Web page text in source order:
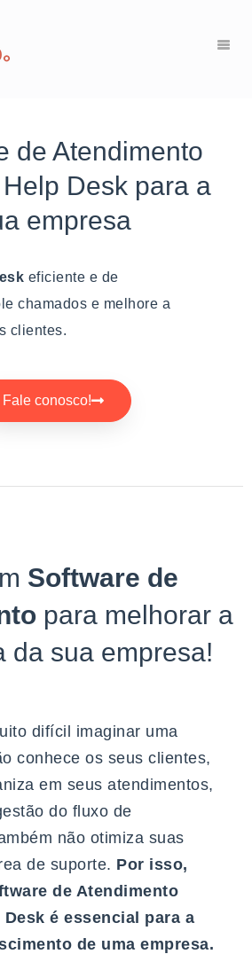
de Atendimento
Desk para a
empresa
eficiente e de
chamados e melhore a
clientes.
Fale conosco!
Software de
para melhorar a
da sua empresa!
difícil imaginar uma
conhece os seus clientes,
em seus atendimentos,
do fluxo de
não otimiza suas
de suporte. Por isso,
de Atendimento
Desk é essencial para a
de uma empresa.